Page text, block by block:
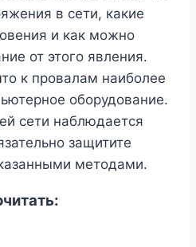
в сети, какие
и как можно
от этого явления.
к провалам наиболее
оборудование.
сети наблюдается
защитите
методами.